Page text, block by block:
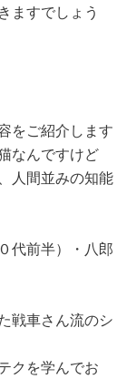
ますでしょう
をご紹介します
なんですけど
人間並みの知能
代前半）・八郎
戦車さん流のシ
クを学んでお